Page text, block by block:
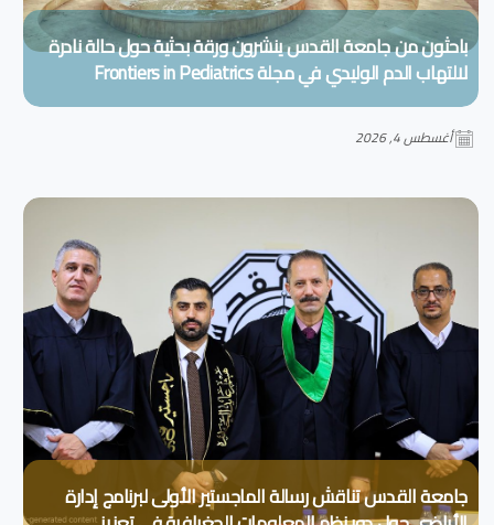
باحثون من جامعة القدس ينشرون ورقة بحثية حول حالة نادرة
لالتهاب الدم الوليدي في مجلة Frontiers in Pediatrics
أغسطس 4, 2026
جامعة القدس تناقش رسالة الماجستير الأولى لبرنامج إدارة